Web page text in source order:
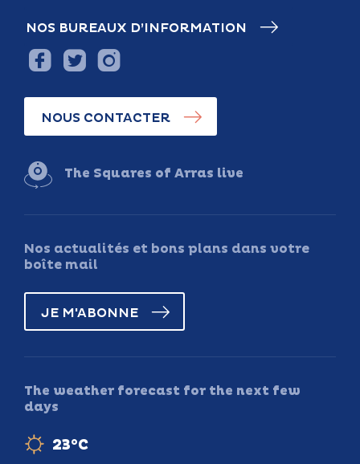
NOS BUREAUX D’INFORMATION
NOUS CONTACTER
The Squares of Arras live
Nos actualités et bons plans dans votre
boîte mail
JE M'ABONNE
The weather forecast for the next few
days
23°C